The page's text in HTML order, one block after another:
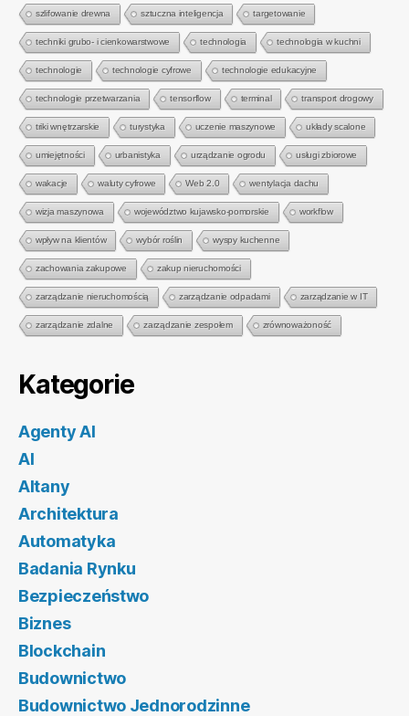
szlifowanie drewna sztuczna inteligencja targetowanie
techniki grubo- i cienkowarstwowe technologia technologia w kuchni
technologie technologie cyfrowe technologie edukacyjne
technologie przetwarzania tensorflow terminal transport drogowy
triki wnętrzarskie turystyka uczenie maszynowe układy scalone
umiejętności urbanistyka urządzanie ogrodu usługi zbiorowe
wakacje waluty cyfrowe Web 2.0 wentylacja dachu
wizja maszynowa województwo kujawsko-pomorskie workflow
wpływ na klientów wybór roślin wyspy kuchenne
zachowania zakupowe zakup nieruchomości
zarządzanie nieruchomością zarządzanie odpadami zarządzanie w IT
zarządzanie zdalne zarządzanie zespołem zrównoważoność
Kategorie
Agenty AI
AI
Altany
Architektura
Automatyka
Badania Rynku
Bezpieczeństwo
Biznes
Blockchain
Budownictwo
Budownictwo Jednorodzinne